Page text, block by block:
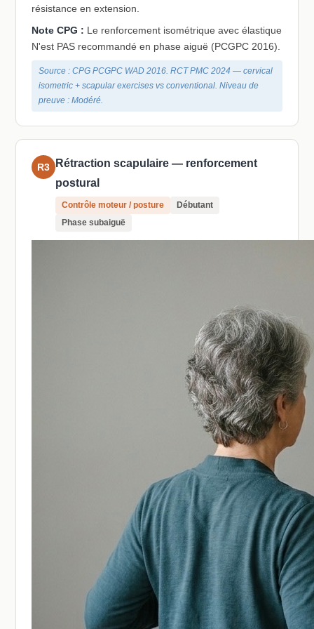
résistance en extension.
Note CPG : Le renforcement isométrique avec élastique
N'est PAS recommandé en phase aiguë (PCGPC 2016).
Source : CPG PCGPC WAD 2016. RCT PMC 2024 — cervical
isometric + scapular exercises vs conventional. Niveau de
preuve : Modéré.
R3
Rétraction scapulaire — renforcement
postural
Contrôle moteur / posture
Débutant
Phase subaiguë